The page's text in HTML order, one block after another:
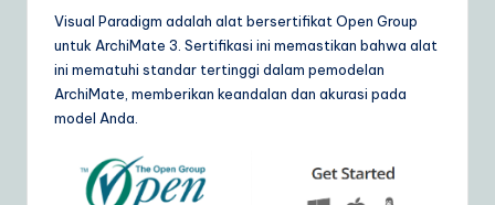
Visual Paradigm adalah alat bersertifikat Open Group
untuk ArchiMate 3. Sertifikasi ini memastikan bahwa alat
ini mematuhi standar tertinggi dalam pemodelan
ArchiMate, memberikan keandalan dan akurasi pada
model Anda.